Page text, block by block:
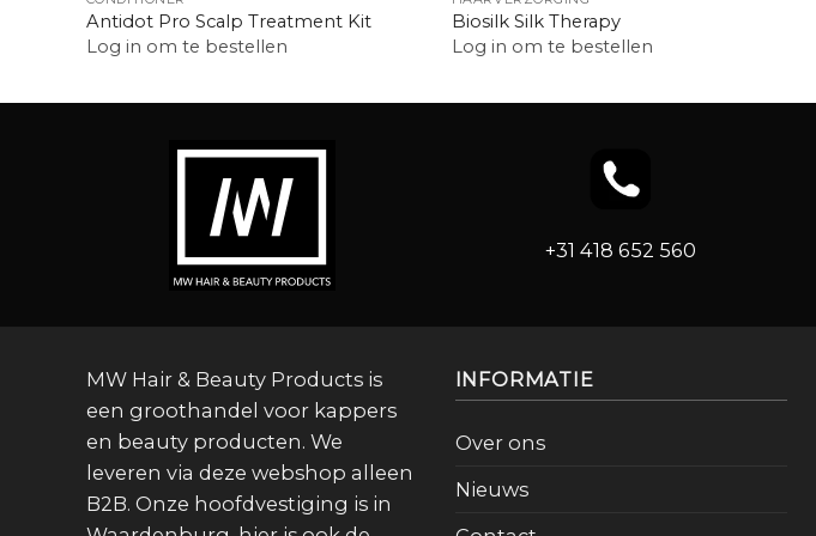
Antidot Pro Scalp Treatment Kit
Log in om te bestellen
Biosilk Silk Therapy
Log in om te bestellen
+31 418 652 560
MW Hair & Beauty Products is
een groothandel voor kappers
en beauty producten. We
leveren via deze webshop alleen
B2B. Onze hoofdvestiging is in
INFORMATIE
Over ons
Nieuws